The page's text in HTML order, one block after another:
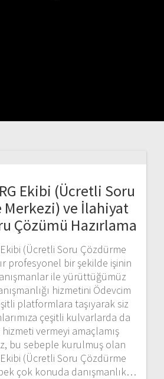
Ekibi (Ücretli Soru
Merkezi) ve İlahiyat
Çözümü Hazırlama
(Ücretli Soru Çözdürme
profesyonel bir şekilde işinin
ile yürüttüğümüz
hizmetini Ödevcim
platformlara taşıyarak siz
çeşitli kulvarlarda da
hizmeti vermeyi amaçlamış
bu sebeple kurulmuş olan
(Ücretli Soru Çözdürme
çok konuda danışmanlık…